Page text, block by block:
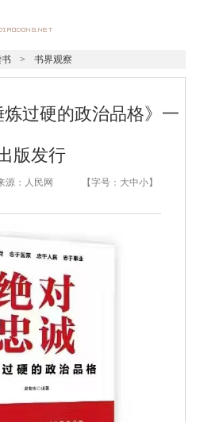
> 书界观察
过硬的政治品格》一
版发行
源：人民网 【字号： 大中小】